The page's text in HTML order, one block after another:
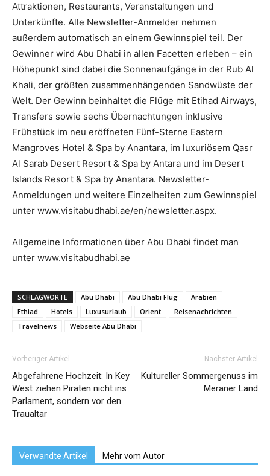
Attraktionen, Restaurants, Veranstaltungen und
Unterkünfte. Alle Newsletter-Anmelder nehmen
außerdem automatisch an einem Gewinnspiel teil. Der
Gewinner wird Abu Dhabi in allen Facetten erleben – ein
Höhepunkt sind dabei die Sonnenaufgänge in der Rub Al
Khali, der größten zusammenhängenden Sandwüste der
Welt. Der Gewinn beinhaltet die Flüge mit Etihad Airways,
Transfers sowie sechs Übernachtungen inklusive
Frühstück im neu eröffneten Fünf-Sterne Eastern
Mangroves Hotel & Spa by Anantara, im luxuriösem Qasr
Al Sarab Desert Resort & Spa by Antara und im Desert
Islands Resort & Spa by Anantara. Newsletter-
Anmeldungen und weitere Einzelheiten zum Gewinnspiel
unter www.visitabudhabi.ae/en/newsletter.aspx.
Allgemeine Informationen über Abu Dhabi findet man
unter www.visitabudhabi.ae
SCHLAGWORTE Abu Dhabi Abu Dhabi Flug
Arabien
Ethiad
Hotels Luxusurlaub Orient
Reisenachrichten
Travelnews
Webseite Abu Dhabi
Vorheriger Artikel
Abgefahrene Hochzeit: In Key
West ziehen Piraten nicht ins
Parlament, sondern vor den
Traualtar
Nächster Artikel
Kultureller Sommergenuss im
Meraner Land
Verwandte Artikel Mehr vom Autor